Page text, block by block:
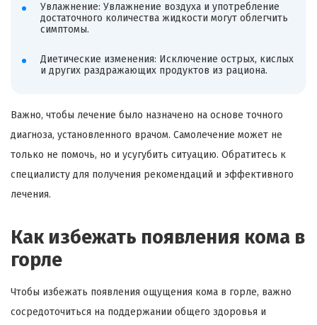
Увлажнение: Увлажнение воздуха и употребление
достаточного количества жидкости могут облегчить
симптомы.
Диетические изменения: Исключение острых, кислых
и других раздражающих продуктов из рациона.
Важно, чтобы лечение было назначено на основе точного
диагноза, установленного врачом. Самолечение может не
только не помочь, но и усугубить ситуацию. Обратитесь к
специалисту для получения рекомендаций и эффективного
лечения.
Как избежать появления кома в
горле
Чтобы избежать появления ощущения кома в горле, важно
сосредоточиться на поддержании общего здоровья и